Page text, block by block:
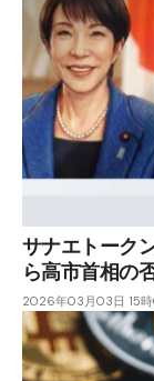
サナエトーク
ら高市首相の
2026年03月03日 15